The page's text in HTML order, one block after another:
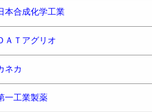
本合成化学工業
ＡＴアグリオ
ネカ
一工業製薬